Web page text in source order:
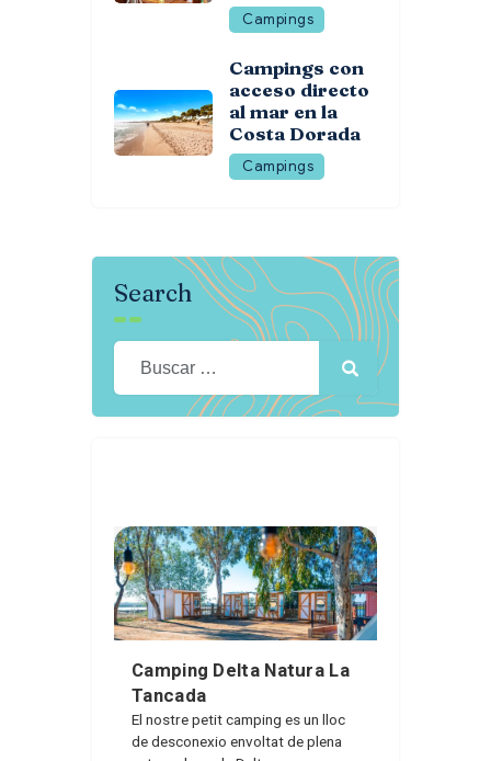
Campings
Campings con
acceso directo
al mar en la
Costa Dorada
Campings
Search